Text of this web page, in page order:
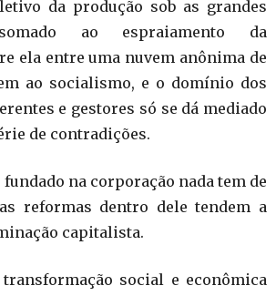
da produção sob as grandes
ao espraiamento da
ela entre uma nuvem anônima de
ao socialismo, e o domínio dos
e gestores só se dá mediado
de contradições.
na corporação nada tem de
reformas dentro dele tendem a
capitalista.
social e econômica